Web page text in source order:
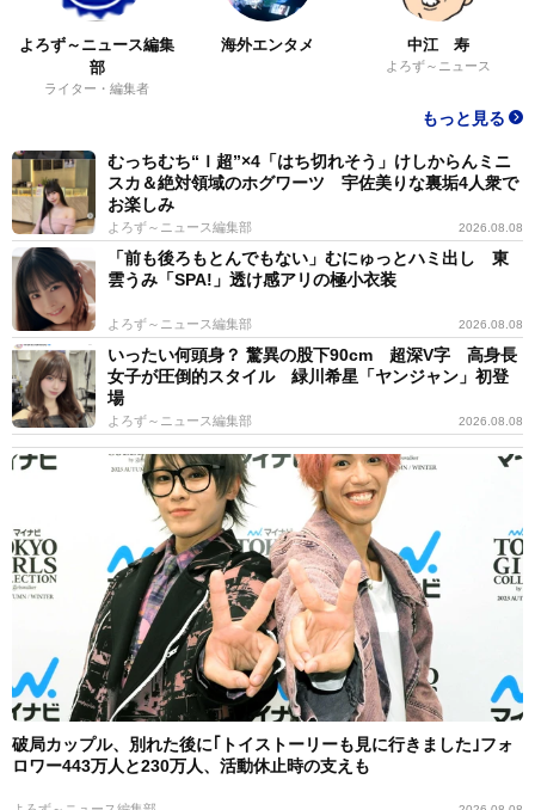
よろず～ニュース編集
部
ライター・編集者
海外エンタメ 中江 寿
よろず～ニュース
もっと見る
むっちむち“Ｉ超”×4「はち切れそう」けしからんミニ
スカ＆絶対領域のホグワーツ 宇佐美りな裏垢4人衆で
お楽しみ
よろず～ニュース編集部 2026.08.08
「前も後ろもとんでもない」むにゅっとハミ出し 東
雲うみ「SPA!」透け感アリの極小衣装
よろず～ニュース編集部 2026.08.08
いったい何頭身？ 驚異の股下90cm 超深V字 高身長
女子が圧倒的スタイル 緑川希星「ヤンジャン」初登
場
よろず～ニュース編集部 2026.08.08
破局カップル、別れた後に｢トイストーリーも見に行きました｣フォ
ロワー443万人と230万人、活動休止時の支えも